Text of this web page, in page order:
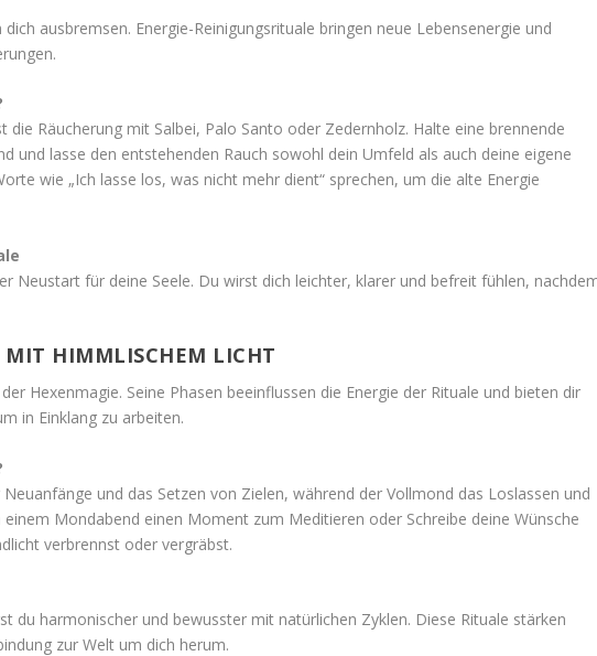
ausbremsen. Energie-Reinigungsrituale bringen neue Lebensenergie und
die Räucherung mit Salbei, Palo Santo oder Zedernholz. Halte eine brennende
und lasse den entstehenden Rauch sowohl dein Umfeld als auch deine eigene
wie „Ich lasse los, was nicht mehr dient“ sprechen, um die alte Energie
Neustart für deine Seele. Du wirst dich leichter, klarer und befreit fühlen,
HIMMLISCHEM LICHT
Hexenmagie. Seine Phasen beeinflussen die Energie der Rituale und bieten dir
in Einklang zu arbeiten.
und das Setzen von Zielen, während der Vollmond das Loslassen und
Mondabend einen Moment zum Meditieren oder Schreibe deine Wünsche
verbrennst oder vergräbst.
du harmonischer und bewusster mit natürlichen Zyklen. Diese Rituale stärken
zur Welt um dich herum.